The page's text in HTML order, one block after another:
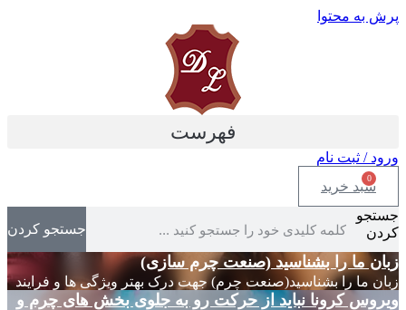
پرش به محتوا
فهرست
ورود / ثبت نام
0
سبد خرید
جستجو
کردن
جستجو کردن
زبان ما را بشناسید (صنعت چرم سازی)
زبان ما را بشناسید(صنعت چرم) جهت درک بهتر ویژگی ها و فرایند
ویروس کرونا نباید از حرکت رو به جلوی بخش های چرم و